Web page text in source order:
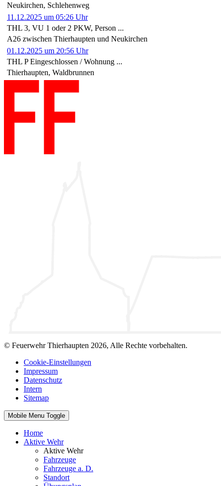
Neukirchen, Schlehenweg
11.12.2025 um 05:26 Uhr
THL 3, VU 1 oder 2 PKW, Person ...
A26 zwischen Thierhaupten und Neukirchen
01.12.2025 um 20:56 Uhr
THL P Eingeschlossen / Wohnung ...
Thierhaupten, Waldbrunnen
© Feuerwehr Thierhaupten 2026, Alle Rechte vorbehalten.
Cookie-Einstellungen
Impressum
Datenschutz
Intern
Sitemap
Mobile Menu Toggle
Home
Aktive Wehr
Aktive Wehr
Fahrzeuge
Fahrzeuge a. D.
Standort